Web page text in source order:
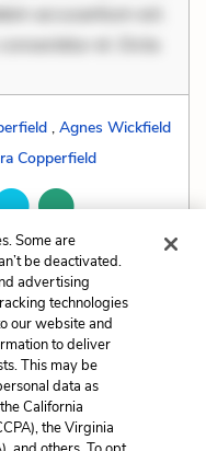
accusantium est.
et. Dicta
, Agnes Wickfield
Copperfield
Next
Foreshadowing
Some are
be deactivated.
advertising
technologies
our website and
to deliver
This may be
data as
California
the Virginia